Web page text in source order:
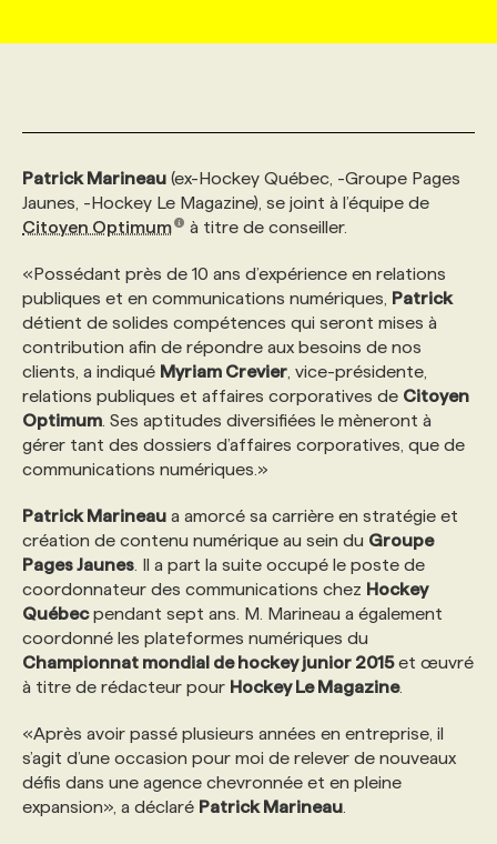
AFFAIRES DE L'INDUSTRIE
INITIATIVES NUMÉRIQUES
PRIX ET DISTINCTIONS
TENDANCES
WEB & MÉDIAS SOCIAUX
MARKETING DURABLE
GEO/SEO
ÉVÉNEMENTIEL
NOS AUTEUR‧RICES
INFOLETTRE PUBLICITÉ
ANNONCEZ AVEC NOUS
CONSULTER LA CVTHÈQUE
PROFIL ENTREPRISE
FAQ
ANNONCEZ AVEC NOUS
VOIR LES OFFRES
PROFIL CANDIDAT
FAQ
ANNONCEZ AVEC NOUS
NOS FORMATIONS EN LIGNE
NOS PARCOURS DE FORMATIONS
FORMATIONS PERSONNALISÉES
NOS FORMATEUR‧RICES
POURQUOI CHOISIR NOS FORMATIONS
NOS TARIFS
PROGRAMMES DE SUBVENTIONS
FAQ
ANNONCEZ AVEC NOUS
CHASSE DE TÊTE
SERVICE DE CHASSE DE TÊTE
NOS TARIFS
NOS EXPERTISES
FAQ
ANNONCEZ AVEC NOUS
Patrick Marineau (ex-Hockey Québec, -Groupe Pages
Jaunes, -Hockey Le Magazine), se joint à l’équipe de
Citoyen Optimum
à titre de conseiller.
«Possédant près de 10 ans d’expérience en relations
publiques et en communications numériques, Patrick
détient de solides compétences qui seront mises à
contribution afin de répondre aux besoins de nos
clients, a indiqué Myriam Crevier , vice-présidente,
relations publiques et affaires corporatives de Citoyen
Optimum . Ses aptitudes diversifiées le mèneront à
gérer tant des dossiers d’affaires corporatives, que de
communications numériques.»
Patrick Marineau a amorcé sa carrière en stratégie et
création de contenu numérique au sein du Groupe
Pages Jaunes . Il a part la suite occupé le poste de
coordonnateur des communications chez Hockey
Québecpendant sept ans. M. Marineau a également
coordonné les plateformes numériques du
Championnat mondial de hockey junior 2015et œuvré
à titre de rédacteur pour Hockey Le Magazine.
«Après avoir passé plusieurs années en entreprise, il
s’agit d’une occasion pour moi de relever de nouveaux
défis dans une agence chevronnée et en pleine
expansion», a déclaré Patrick Marineau